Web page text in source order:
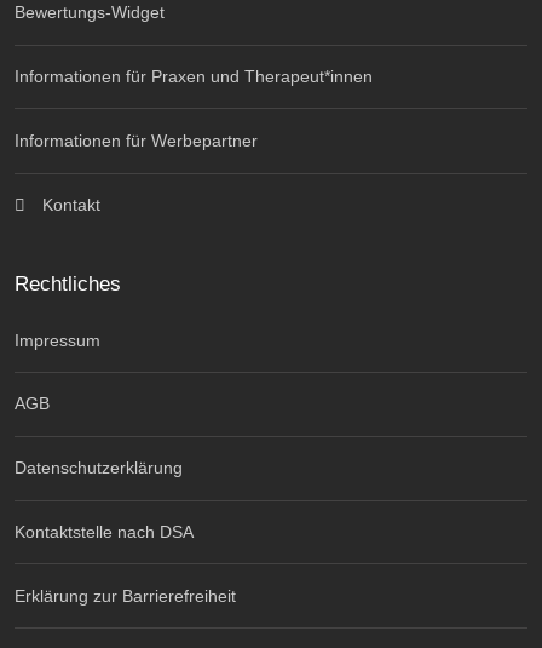
Bewertungs-Widget
Informationen für Praxen und Therapeut*innen
Informationen für Werbepartner
Kontakt
Rechtliches
Impressum
AGB
Datenschutzerklärung
Kontaktstelle nach DSA
Erklärung zur Barrierefreiheit